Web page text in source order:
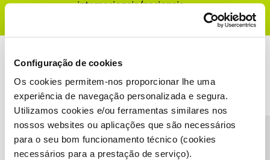
Configuração de cookies
Os cookies permitem-nos proporcionar lhe uma
experiência de navegação personalizada e segura.
Utilizamos cookies e/ou ferramentas similares nos
nossos websites ou aplicações que são necessários
para o seu bom funcionamento técnico (cookies
necessários para a prestação de serviço).
internacionais/nacionais
Condições do Fórum NOS Accessibility statement